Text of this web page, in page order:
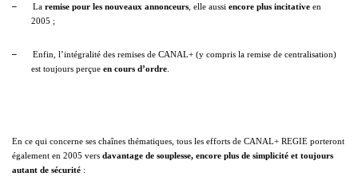
– La remise pour les nouveaux annonceurs , elle aussi encore plus incitative en
2005 ;
–
Enfin, l’intégralité des remises de CANAL+ (y compris la remise de centralisation)
est toujours perçue en cours d’ordre
En ce qui concerne ses chaînes thématiques, tous les efforts de CANAL+ REGIE porteront
également en 2005 vers davantage de souplesse, encore plus de simplicité et toujours
autant de sécurité :